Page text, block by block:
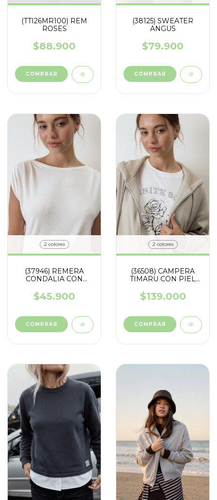
(TTI26MR100) REM
ROSES
$88.900
COMPRAR
(38125) SWEATER
ANGUS
$79.900
COMPRAR
2 colores
(37946) REMERA
CONDALIA CON
$45.900
COMPRAR
2 colores
(36508) CAMPERA
TIMARU CON PIEL
$139.000
COMPRAR